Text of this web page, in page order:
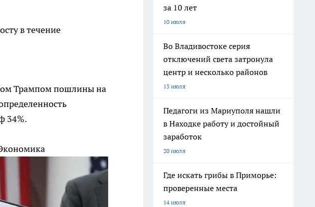
в течение
Трампом пошлины на
34%.
за 10 лет
10 июля
Во Владивостоке серия
отключений света затронула
центр и несколько районов
13 июля
Педагоги из Мариуполя нашли
в Находке работу и достойный
заработок
20 июля
Где искать грибы в Приморье:
проверенные места
14 июля